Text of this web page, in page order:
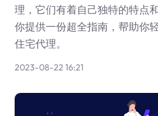
理，它们有着自己独特的特点
你提供一份超全指南，帮助你
住宅代理。
2023-08-22 16:21